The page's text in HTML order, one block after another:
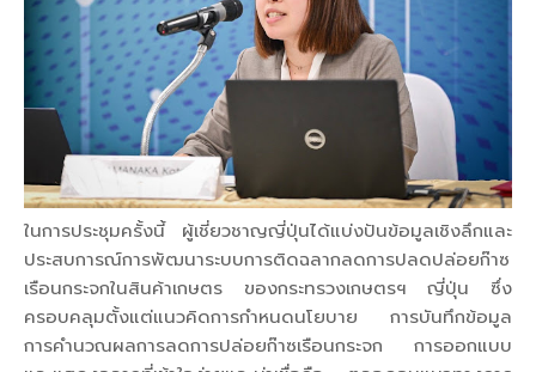
ในการประชุมครั้งนี้ ผู้เชี่ยวชาญญี่ปุ่นได้แบ่งปันข้อมูลเชิงลึกและ
ประสบการณ์การพัฒนาระบบการติดฉลากลดการปลดปล่อยก๊าซ
เรือนกระจกในสินค้าเกษตร ของกระทรวงเกษตรฯ ญี่ปุ่น ซึ่ง
ครอบคลุมตั้งแต่แนวคิดการกำหนดนโยบาย การบันทึกข้อมูล
การคำนวณผลการลดการปล่อยก๊าซเรือนกระจก การออกแบบ